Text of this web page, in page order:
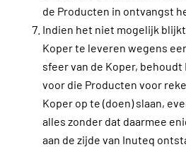
de Producten in ontvangst
Indien het niet mogelijk
Koper te leveren wegens
sfeer van de Koper,
voor die Producten voor
Koper op te (doen) slaan,
alles zonder dat daarmee
aan de zijde van Inuteq